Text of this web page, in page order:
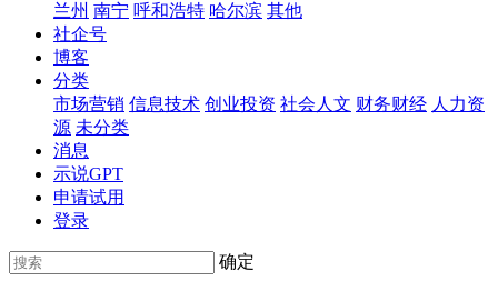
兰州 南宁 呼和浩特 哈尔滨 其他
社企号
博客
分类
市场营销 信息技术 创业投资 社会人文 财务财经 人力资
源 未分类
消息
示说GPT
申请试用
登录
确定